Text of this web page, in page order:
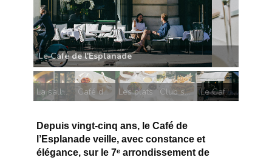
Club sandwich
Le Café de l'Esplanade
Club sandwich
Les plats
Café de l'Esplanade dessert
La salle du Café de l'Esplanade
Depuis vingt-cinq ans, le Café de
l’Esplanade veille, avec constance et
élégance, sur le 7ᵉ arrondissement de